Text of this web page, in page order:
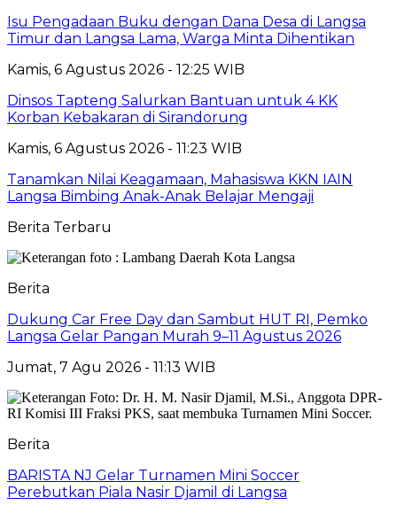
Isu Pengadaan Buku dengan Dana Desa di Langsa
Timur dan Langsa Lama, Warga Minta Dihentikan
Kamis, 6 Agustus 2026 - 12:25 WIB
Dinsos Tapteng Salurkan Bantuan untuk 4 KK
Korban Kebakaran di Sirandorung
Kamis, 6 Agustus 2026 - 11:23 WIB
Tanamkan Nilai Keagamaan, Mahasiswa KKN IAIN
Langsa Bimbing Anak-Anak Belajar Mengaji
Berita Terbaru
Berita
Dukung Car Free Day dan Sambut HUT RI, Pemko
Langsa Gelar Pangan Murah 9–11 Agustus 2026
Jumat, 7 Agu 2026 - 11:13 WIB
Berita
BARISTA NJ Gelar Turnamen Mini Soccer
Perebutkan Piala Nasir Djamil di Langsa